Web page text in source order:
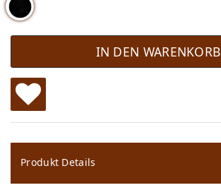
IN DEN WARENKORB
W
u
ns
Produkt Details